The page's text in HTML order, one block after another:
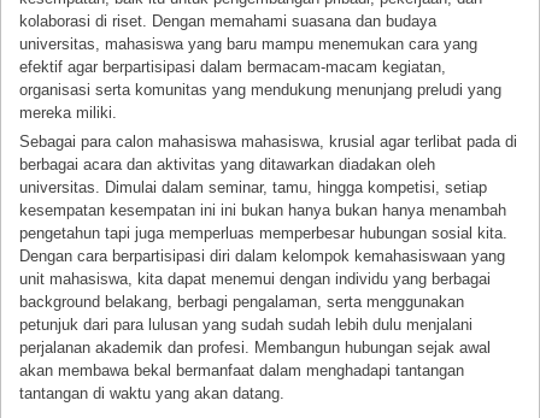
kolaborasi di riset. Dengan memahami suasana dan budaya
universitas, mahasiswa yang baru mampu menemukan cara yang
efektif agar berpartisipasi dalam bermacam-macam kegiatan,
organisasi serta komunitas yang mendukung menunjang preludi yang
mereka miliki.
Sebagai para calon mahasiswa mahasiswa, krusial agar terlibat pada di
berbagai acara dan aktivitas yang ditawarkan diadakan oleh
universitas. Dimulai dalam seminar, tamu, hingga kompetisi, setiap
kesempatan kesempatan ini ini bukan hanya bukan hanya menambah
pengetahun tapi juga memperluas memperbesar hubungan sosial kita.
Dengan cara berpartisipasi diri dalam kelompok kemahasiswaan yang
unit mahasiswa, kita dapat menemui dengan individu yang berbagai
background belakang, berbagi pengalaman, serta menggunakan
petunjuk dari para lulusan yang sudah sudah lebih dulu menjalani
perjalanan akademik dan profesi. Membangun hubungan sejak awal
akan membawa bekal bermanfaat dalam menghadapi tantangan
tantangan di waktu yang akan datang.